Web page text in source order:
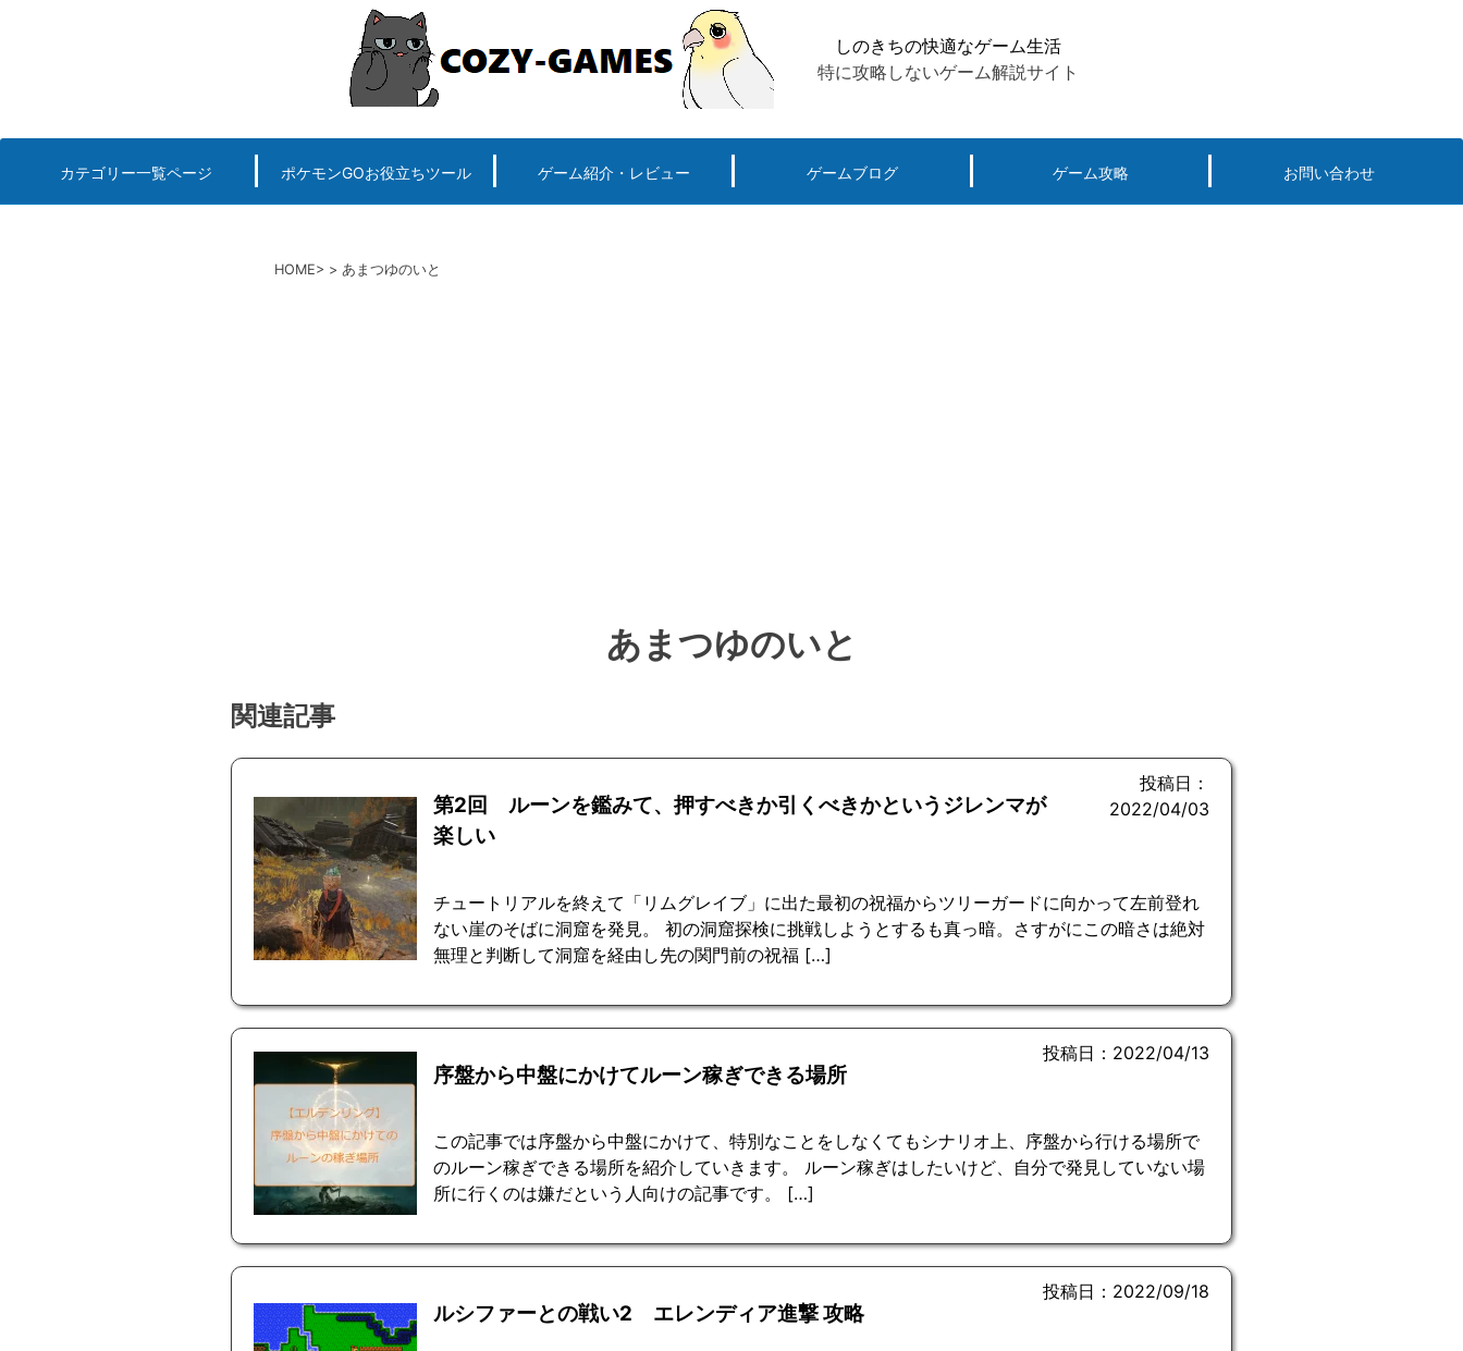
へ
しのきちの快適なゲーム生活
特に攻略しないゲーム解説サイト
カテゴリー一覧ページ ポケモンGOお役立ちツール ゲーム紹介・レビュー ゲームブログ ゲーム攻略 お問い合わせ
HOME あまつゆのいと
あまつゆのいと
関連記事
第2回 ルーンを鑑みて、押すべきか引くべきかというジレンマが
楽しい
投稿日：
2022/04/03
チュートリアルを終えて「リムグレイブ」に出た最初の祝福からツリーガードに向かって左前登れ
ない崖のそばに洞窟を発見。 初の洞窟探検に挑戦しようとするも真っ暗。さすがにこの暗さは絶対
無理と判断して洞窟を経由し先の関門前の祝福 […]
序盤から中盤にかけてルーン稼ぎできる場所
投稿日：2022/04/13
この記事では序盤から中盤にかけて、特別なことをしなくてもシナリオ上、序盤から行ける場所で
のルーン稼ぎできる場所を紹介していきます。 ルーン稼ぎはしたいけど、自分で発見していない場
所に行くのは嫌だという人向けの記事です。 […]
ルシファーとの戦い2 エレンディア進撃 攻略
投稿日：2022/09/18